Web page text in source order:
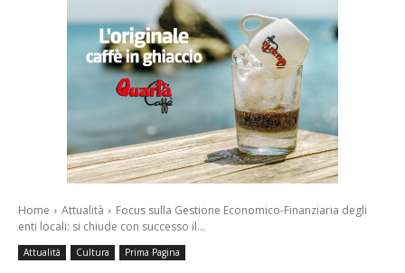
Home Attualità
Focus sulla Gestione Economico-Finanziaria degli
enti locali: si chiude con successo il...
Attualità Cultura Prima Pagina